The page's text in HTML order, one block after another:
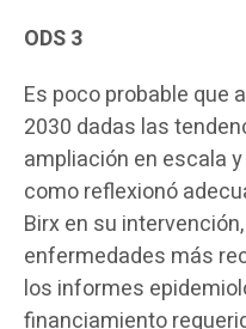
ODS 3
Es poco probable que
2030 dadas las
ampliación en escala
como reflexionó
Birx en su
enfermedades más
los informes
financiamiento